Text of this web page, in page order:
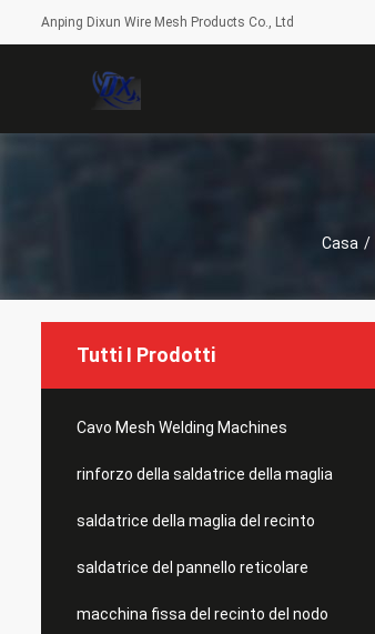
Anping Dixun Wire Mesh Products Co., Ltd
Casa /
Tutti I Prodotti
Cavo Mesh Welding Machines
rinforzo della saldatrice della maglia
saldatrice della maglia del recinto
saldatrice del pannello reticolare
macchina fissa del recinto del nodo